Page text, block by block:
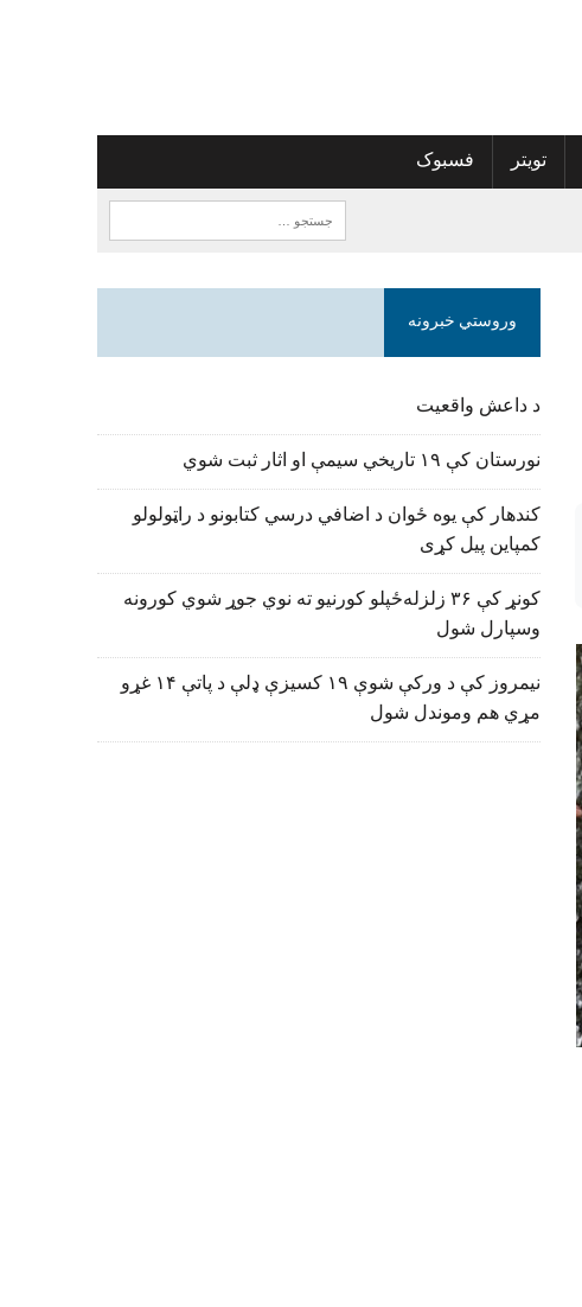
تویتر فسبوک
وروستي خبرونه
د داعش واقعیت
نورستان کې ۱۹ تاریخي سیمې او اثار ثبت شوي
کندهار کې یوه ځوان د اضافي درسي کتابونو د راټولولو
کمپاین پیل کړی
کونړ کې ۳۶ زلزله‌ځپلو کورنیو ته نوي جوړ شوي کورونه
وسپارل شول
نیمروز کې د ورکې شوې ۱۹ کسیزې ډلې د پاتې ۱۴ غړو
مړي هم وموندل شول